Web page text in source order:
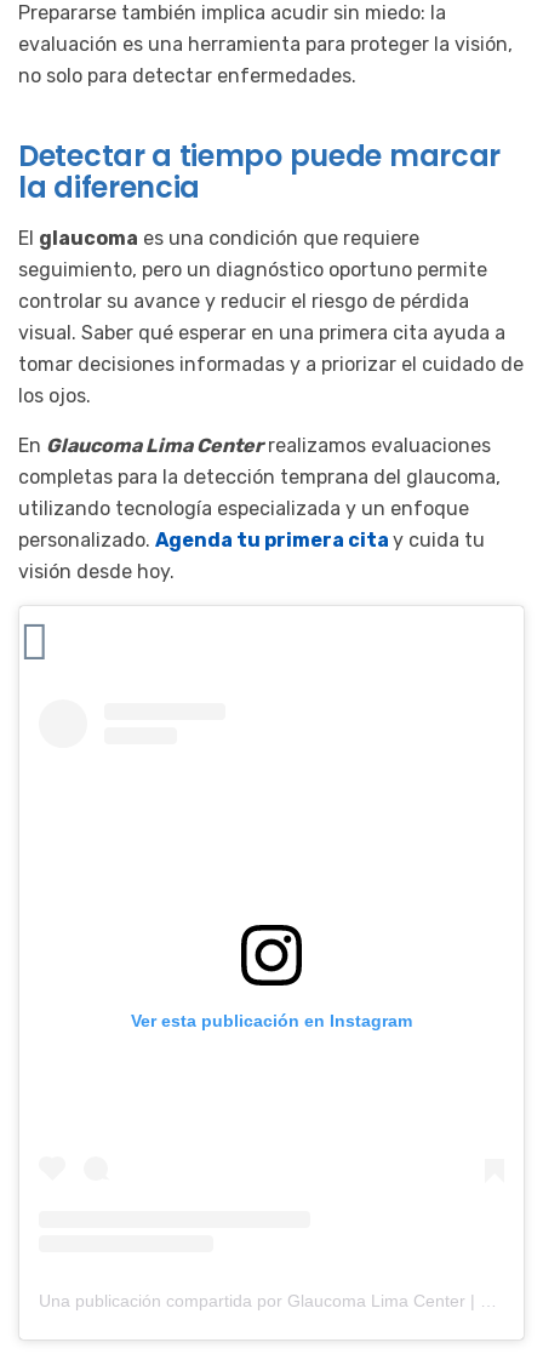
Prepararse también implica acudir sin miedo: la
evaluación es una herramienta para proteger la visión,
no solo para detectar enfermedades.
Detectar a tiempo puede marcar
la diferencia
El glaucoma es una condición que requiere
seguimiento, pero un diagnóstico oportuno permite
controlar su avance y reducir el riesgo de pérdida
visual. Saber qué esperar en una primera cita ayuda a
tomar decisiones informadas y a priorizar el cuidado de
los ojos.
En Glaucoma Lima Center realizamos evaluaciones
completas para la detección temprana del glaucoma,
utilizando tecnología especializada y un enfoque
personalizado. Agenda tu primera cita y cuida tu
visión desde hoy.
Ver esta publicación en Instagram